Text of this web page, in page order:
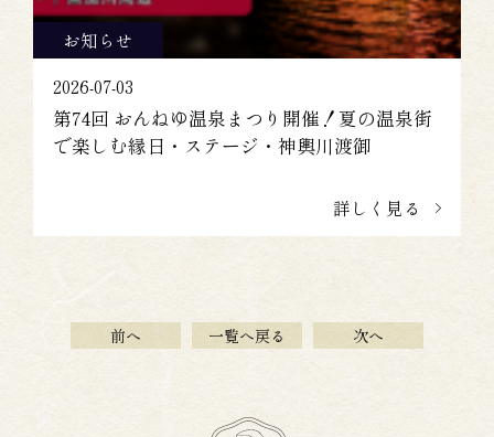
お知らせ
2026-07-03
第74回 おんねゆ温泉まつり開催！夏の温泉街
で楽しむ縁日・ステージ・神輿川渡御
詳しく見る
前へ 一覧へ戻る 次へ